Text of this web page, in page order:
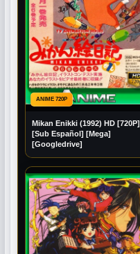
ANIME 720P
Mikan Enikki (1992) HD [720P]
[Sub Español] [Mega]
[Googledrive]